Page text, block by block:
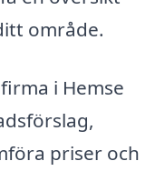
område.
i Hemse
priser och